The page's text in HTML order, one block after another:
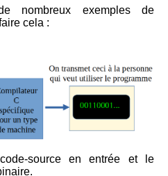
nombreux exemples de
cela :
source en entrée et le